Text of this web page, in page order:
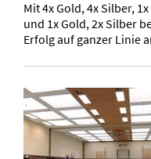
Mit 4x Gold, 4x Silber,
und 1x Gold, 2x Silber
Erfolg auf ganzer Linie